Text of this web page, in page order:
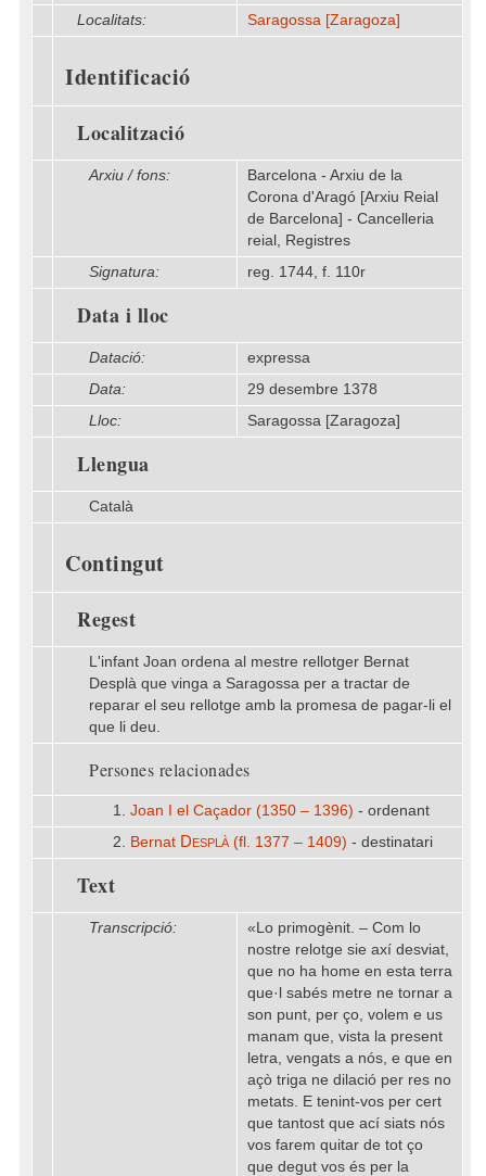
Localitats:
Saragossa [Zaragoza]
Identificació
Localització
Arxiu / fons:
Barcelona - Arxiu de la
Corona d'Aragó [Arxiu Reial
de Barcelona] - Cancelleria
reial, Registres
Signatura:
reg. 1744, f. 110r
Data i lloc
Datació:
expressa
Data:
29 desembre 1378
Lloc:
Saragossa [Zaragoza]
Llengua
Català
Contingut
Regest
L'infant Joan ordena al mestre rellotger Bernat
Desplà que vinga a Saragossa per a tractar de
reparar el seu rellotge amb la promesa de pagar-li el
que li deu.
Persones relacionades
1. Joan I el Caçador (1350 – 1396) - ordenant
2. Bernat Desplà(fl. 1377 – 1409) - destinatari
Text
Transcripció:
«Lo primogènit. – Com lo
nostre relotge sie axí desviat,
que no ha home en esta terra
que·l sabés metre ne tornar a
son punt, per ço, volem e us
manam que, vista la present
letra, vengats a nós, e que en
açò triga ne dilació per res no
metats. E tenint-vos per cert
que tantost que ací siats nós
vos farem quitar de tot ço
que degut vos és per la